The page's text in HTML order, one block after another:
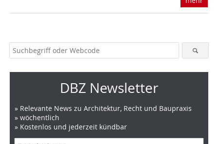
DBZ Newsletter
» Relevante News zu Architektur, Recht und Baupraxis
» wöchentlich
» Kostenlos und jederzeit kündbar